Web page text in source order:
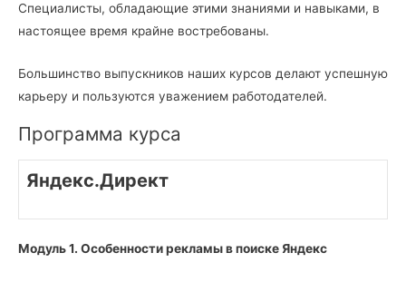
Специалисты, обладающие этими знаниями и навыками, в
настоящее время крайне востребованы.
Большинство выпускников наших курсов делают успешную
карьеру и пользуются уважением работодателей.
Программа курса
Яндекс.Директ
Модуль 1. Особенности рекламы в поиске Яндекс